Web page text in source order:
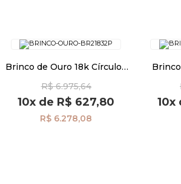
Brinco de Ouro 18k Círculos
Pendurados br21832
R$ 6.975,64
10x de R$ 627,80
R$ 6.278,08
10x